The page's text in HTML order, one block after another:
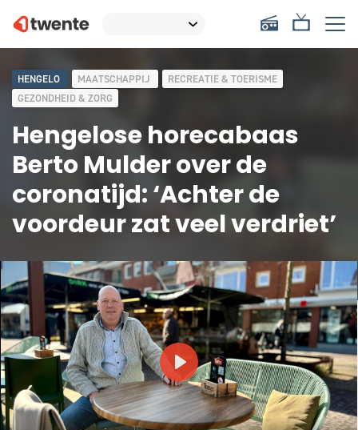
HENGELO MAATSCHAPPIJ
RECREATIE & TOERISME
GEZONDHEID & ZORG
Hengelose horecabaas
Berto Mulder over de
coronatijd: ‘Achter de
voordeur zat veel verdriet’
PLAY